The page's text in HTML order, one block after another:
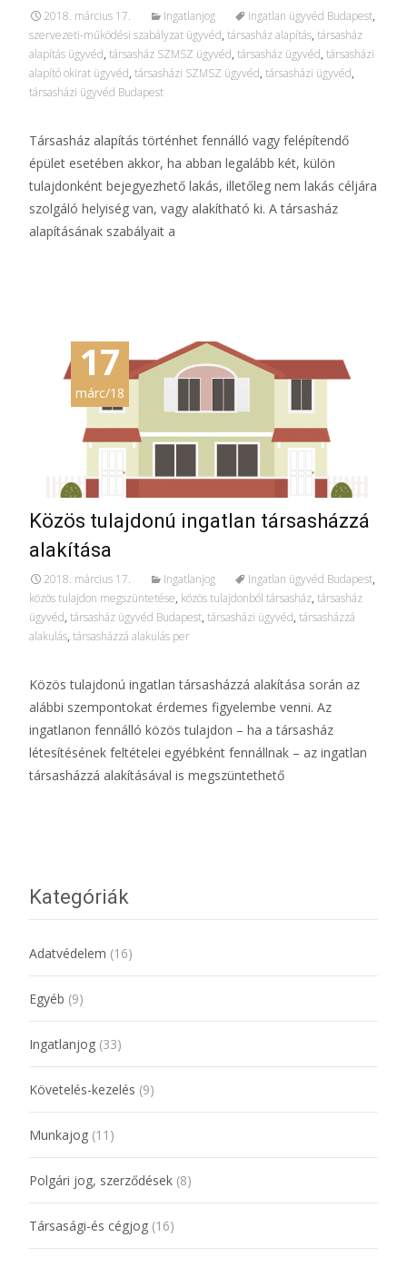
2018. március 17. Ingatlanjog Ingatlan ügyvéd Budapest,
szervezeti-működési szabályzat ügyvéd, társasház alapítás, társasház
alapítás ügyvéd, társasház SZMSZ ügyvéd, társasház ügyvéd, társasházi
alapító okirat ügyvéd, társasházi SZMSZ ügyvéd, társasházi ügyvéd,
társasházi ügyvéd Budapest
Társasház alapítás történhet fennálló vagy felépítendő
épület esetében akkor, ha abban legalább két, külön
tulajdonként bejegyezhető lakás, illetőleg nem lakás céljára
szolgáló helyiség van, vagy alakítható ki. A társasház
alapításának szabályait a
17
márc/18
Közös tulajdonú ingatlan társasházzá
alakítása
2018. március 17. Ingatlanjog Ingatlan ügyvéd Budapest,
közös tulajdon megszüntetése, közös tulajdonból társasház, társasház
ügyvéd, társasház ügyvéd Budapest, társasházi ügyvéd, társasházzá
alakulás, társasházzá alakulás per
Közös tulajdonú ingatlan társasházzá alakítása során az
alábbi szempontokat érdemes figyelembe venni. Az
ingatlanon fennálló közös tulajdon – ha a társasház
létesítésének feltételei egyébként fennállnak – az ingatlan
társasházzá alakításával is megszüntethető
Kategóriák
Adatvédelem (16)
Egyéb (9)
Ingatlanjog (33)
Követelés-kezelés (9)
Munkajog (11)
Polgári jog, szerződések (8)
Társasági-és cégjog (16)